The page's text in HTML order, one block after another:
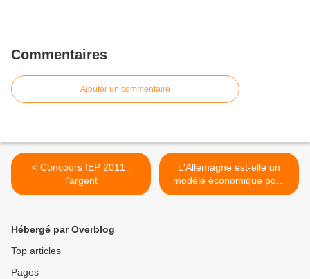
Commentaires
Ajouter un commentaire
< Concours IEP 2011 :
l'argent
L'Allemagne est-elle un
modèle économique pour
l'Europe ? >
Hébergé par Overblog
Top articles
Pages